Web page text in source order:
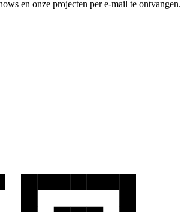
en onze projecten per e-mail te ontvangen.